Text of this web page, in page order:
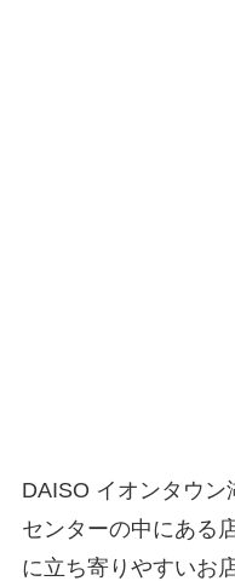
DAISO イオンタウ
センターの中にある
に立ち寄りやすいお